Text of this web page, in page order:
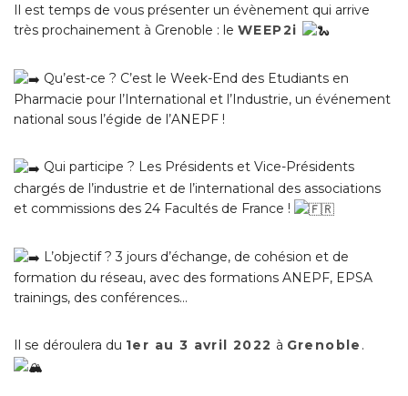
Il est temps de vous présenter un évènement qui arrive
très prochainement à Grenoble : le WEEP2i
Qu’est-ce ? C’est le Week-End des Etudiants en
Pharmacie pour l’International et l’Industrie, un événement
national sous l’égide de l’ANEPF !
Qui participe ? Les Présidents et Vice-Présidents
chargés de l’industrie et de l’international des associations
et commissions des 24 Facultés de France !
L’objectif ? 3 jours d’échange, de cohésion et de
formation du réseau, avec des formations ANEPF, EPSA
trainings, des conférences…
Il se déroulera du 1er au 3 avril 2022 à Grenoble .